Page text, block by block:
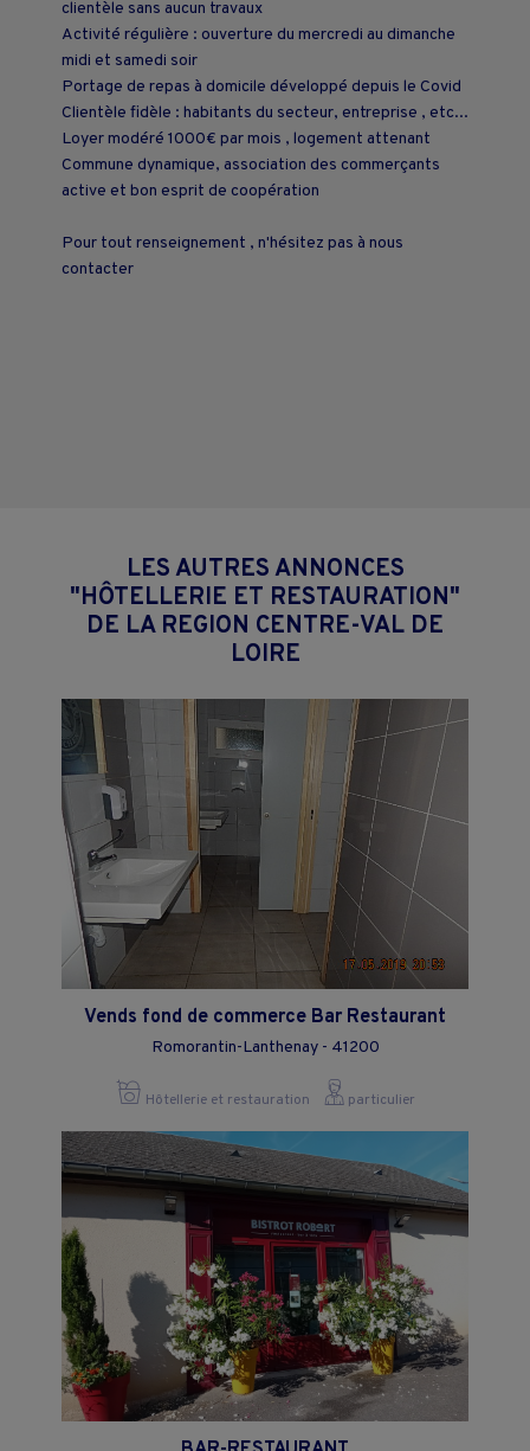
clientèle sans aucun travaux
Activité régulière : ouverture du mercredi au dimanche
midi et samedi soir
Portage de repas à domicile développé depuis le Covid
Clientèle fidèle : habitants du secteur, entreprise , etc...
Loyer modéré 1000€ par mois , logement attenant
Commune dynamique, association des commerçants
active et bon esprit de coopération
Pour tout renseignement , n'hésitez pas à nous
contacter
LES AUTRES ANNONCES
"HÔTELLERIE ET RESTAURATION"
DE LA REGION CENTRE-VAL DE
LOIRE
Vends fond de commerce Bar Restaurant
Romorantin-Lanthenay - 41200
Hôtellerie et restauration particulier